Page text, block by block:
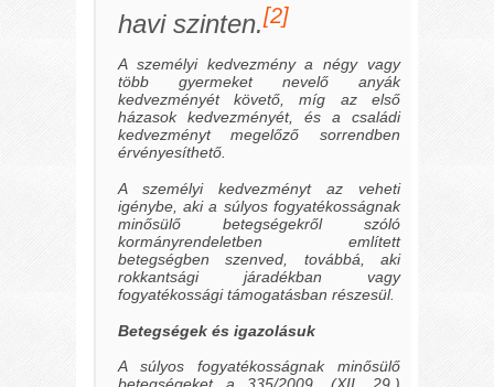
havi szinten.[2]
A személyi kedvezmény a négy vagy
több gyermeket nevelő anyák
kedvezményét követő, míg az első
házasok kedvezményét, és a családi
kedvezményt megelőző sorrendben
érvényesíthető.
A személyi kedvezményt az veheti
igénybe, aki a súlyos fogyatékosságnak
minősülő betegségekről szóló
kormányrendeletben említett
betegségben szenved, továbbá, aki
rokkantsági járadékban vagy
fogyatékossági támogatásban részesül.
Betegségek és igazolásuk
A súlyos fogyatékosságnak minősülő